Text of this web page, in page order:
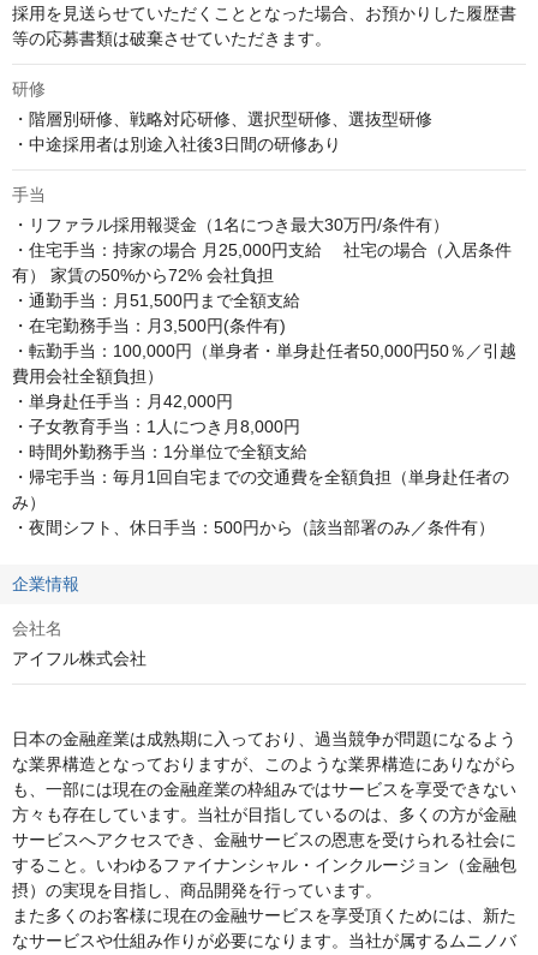
採用を見送らせていただくこととなった場合、お預かりした履歴書
等の応募書類は破棄させていただきます。
研修
・階層別研修、戦略対応研修、選択型研修、選抜型研修
・中途採用者は別途入社後3日間の研修あり
手当
・リファラル採用報奨金（1名につき最大30万円/条件有）
・住宅手当：持家の場合 月25,000円支給 　社宅の場合（入居条件
有） 家賃の50%から72% 会社負担
・通勤手当：月51,500円まで全額支給
・在宅勤務手当：月3,500円(条件有)
・転勤手当：100,000円（単身者・単身赴任者50,000円50％／引越
費用会社全額負担）
・単身赴任手当：月42,000円
・子女教育手当：1人につき月8,000円
・時間外勤務手当：1分単位で全額支給
・帰宅手当：毎月1回自宅までの交通費を全額負担（単身赴任者の
み）
・夜間シフト、休日手当：500円から（該当部署のみ／条件有）
企業情報
会社名
アイフル株式会社
日本の金融産業は成熟期に入っており、過当競争が問題になるよう
な業界構造となっておりますが、このような業界構造にありながら
も、一部には現在の金融産業の枠組みではサービスを享受できない
方々も存在しています。当社が目指しているのは、多くの方が金融
サービスへアクセスでき、金融サービスの恩恵を受けられる社会に
すること。いわゆるファイナンシャル・インクルージョン（金融包
摂）の実現を目指し、商品開発を行っています。
また多くのお客様に現在の金融サービスを享受頂くためには、新た
なサービスや仕組み作りが必要になります。当社が属するムニノバ